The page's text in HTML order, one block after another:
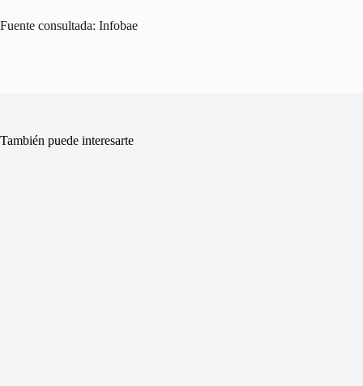
Fuente consultada: Infobae
También puede interesarte